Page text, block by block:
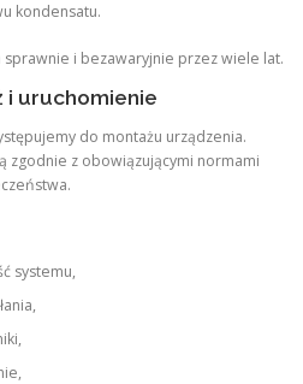
kondensatu.
sprawnie i bezawaryjnie przez wiele lat.
i uruchomienie
do montażu urządzenia.
zgodnie z obowiązującymi normami
systemu,